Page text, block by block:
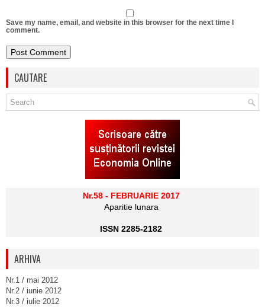
Save my name, email, and website in this browser for the next time I
comment.
CAUTARE
Nr.58 - FEBRUARIE 2017
Aparitie lunara
ISSN 2285-2182
ARHIVA
Nr.1 / mai 2012
Nr.2 / iunie 2012
Nr.3 / iulie 2012